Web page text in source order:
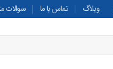
وبلاگ تماس با ما سوالات